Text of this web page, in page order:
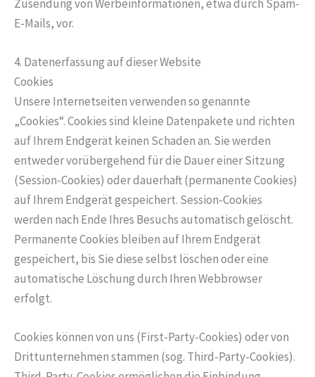
Zusendung von Werbeinformationen, etwa durch Spam-
E-Mails, vor.
4. Datenerfassung auf dieser Website
Cookies
Unsere Internetseiten verwenden so genannte
„Cookies“. Cookies sind kleine Datenpakete und richten
auf Ihrem Endgerät keinen Schaden an. Sie werden
entweder vorübergehend für die Dauer einer Sitzung
(Session-Cookies) oder dauerhaft (permanente Cookies)
auf Ihrem Endgerät gespeichert. Session-Cookies
werden nach Ende Ihres Besuchs automatisch gelöscht.
Permanente Cookies bleiben auf Ihrem Endgerät
gespeichert, bis Sie diese selbst löschen oder eine
automatische Löschung durch Ihren Webbrowser
erfolgt.
Cookies können von uns (First-Party-Cookies) oder von
Drittunternehmen stammen (sog. Third-Party-Cookies).